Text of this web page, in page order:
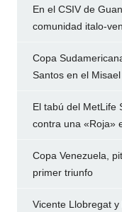
En el CSIV de
comunidad italo-
Copa
Santos en el
El tabú del MetLife
contra una «Roja»
Copa Venezuela,
primer triunfo
Vicente Llobregat